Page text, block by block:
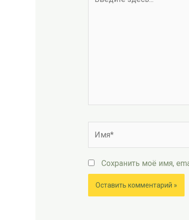
здесь...
Сохранить моё имя,